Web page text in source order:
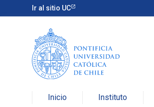
Ir al sitio UC
Inicio Instituto